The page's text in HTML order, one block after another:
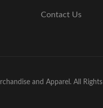
Contact Us
and Apparel. All Rights